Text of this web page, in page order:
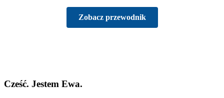
Zobacz przewodnik
Cześć. Jestem Ewa.